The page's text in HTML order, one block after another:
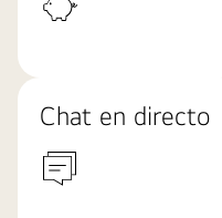
Chat en directo